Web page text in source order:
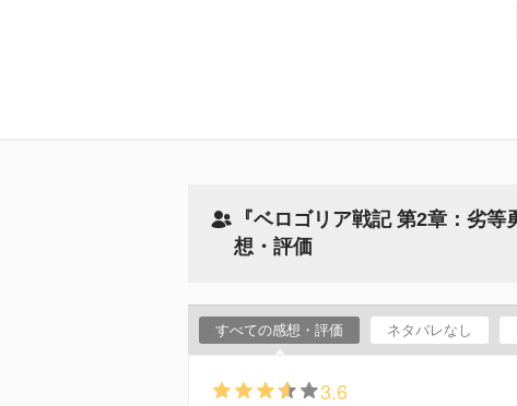
『ベロゴリア戦記 第2章：劣
想・評価
すべての感想・評価 ネタバレなし
3.6